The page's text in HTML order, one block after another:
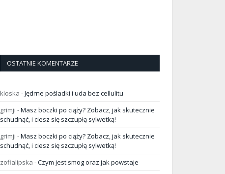
OSTATNIE KOMENTARZE
kloska -Jędrne pośladki i uda bez cellulitu
grimji -Masz boczki po ciąży? Zobacz, jak skutecznie
schudnąć, i ciesz się szczupłą sylwetką!
grimji -Masz boczki po ciąży? Zobacz, jak skutecznie
schudnąć, i ciesz się szczupłą sylwetką!
zofialipska -Czym jest smog oraz jak powstaje